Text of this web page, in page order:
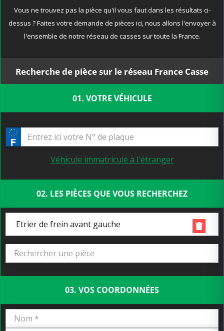
Vous ne trouvez pas la pièce qu'il vous faut dans les résultats ci-
dessus ? Faites votre demande de pièces ici, nous allons l'envoyer à
l'ensemble de notre réseau de casses sur toute la France.
Recherche de pièce sur le réseau France Casse
01. VOTRE VÉHICULE
Véhicule immatriculé à l'étranger
02. LES PIÈCES QUE VOUS RECHERCHEZ
Etrier de frein avant gauche
03. VOS COORDONNÉES